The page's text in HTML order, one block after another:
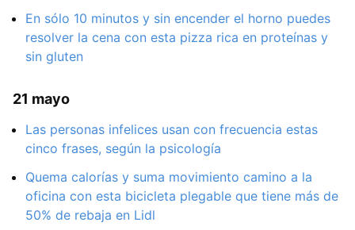
En sólo 10 minutos y sin encender el horno puedes
resolver la cena con esta pizza rica en proteínas y
sin gluten
21 mayo
Las personas infelices usan con frecuencia estas
cinco frases, según la psicología
Quema calorías y suma movimiento camino a la
oficina con esta bicicleta plegable que tiene más de
50% de rebaja en Lidl